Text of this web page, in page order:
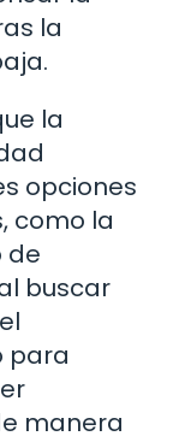
la
la
opciones
como la
de
buscar
para
manera